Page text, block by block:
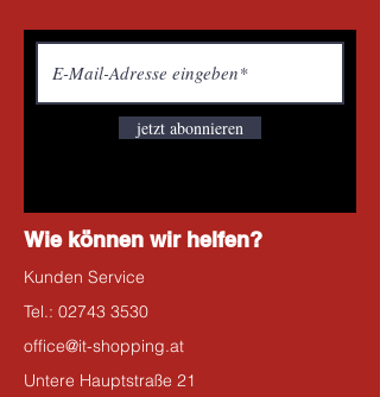
jetzt abonnieren
Wie können wir helfen?
Kunden Service
Tel.: 02743 3530
office@it-shopping.at
Untere Hauptstraße 21